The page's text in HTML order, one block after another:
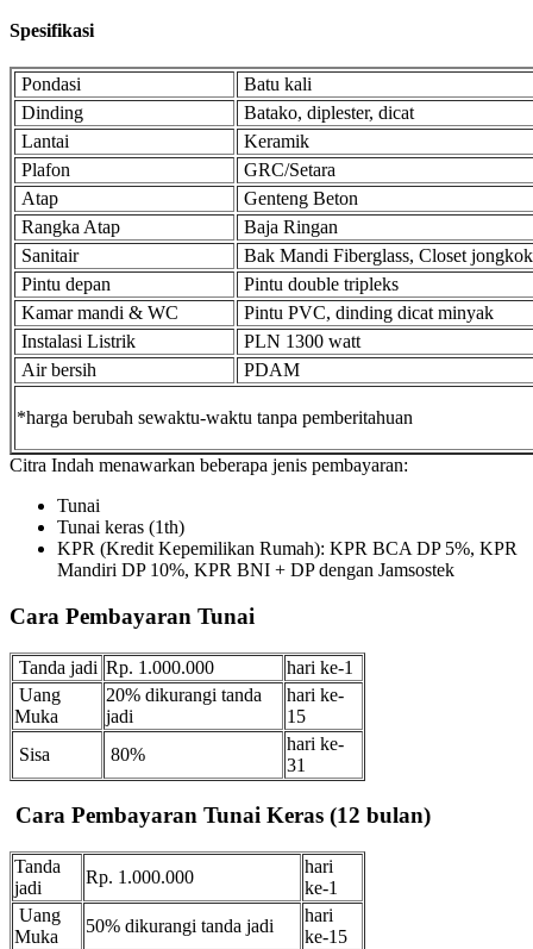
Spesifikasi
Pondasi
Batu kali
Dinding
Batako, diplester, dicat
Lantai
Keramik
Plafon
GRC/Setara
Atap
Genteng Beton
Rangka Atap
Baja Ringan
Sanitair
Bak Mandi Fiberglass, Closet jongkok
Pintu depan
Pintu double tripleks
Kamar mandi & WC
Pintu PVC, dinding dicat minyak
Instalasi Listrik
PLN 1300 watt
Air bersih
PDAM
*harga berubah sewaktu-waktu tanpa pemberitahuan
Citra Indah menawarkan beberapa jenis pembayaran:
Tunai
Tunai keras (1th)
KPR (Kredit Kepemilikan Rumah): KPR BCA DP 5%, KPR
Mandiri DP 10%, KPR BNI + DP dengan Jamsostek
Cara Pembayaran Tunai
Tanda jadi Rp. 1.000.000
hari ke-1
Uang
Muka
20% dikurangi tanda
jadi
hari ke-
15
Sisa
80%
hari ke-
31
Cara Pembayaran Tunai Keras (12 bulan)
Tanda
jadi
Rp. 1.000.000
hari
ke-1
Uang
Muka
50% dikurangi tanda jadi
hari
ke-15